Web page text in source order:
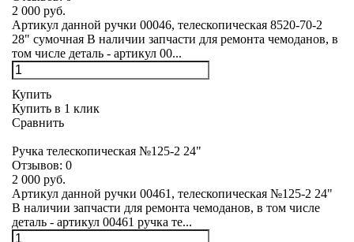
2 000 руб.
Артикул данной ручки 00046, телескопическая 8520-70-2
28" сумочная В наличии запчасти для ремонта чемоданов, в
том числе деталь - артикул 00...
Купить
Купить в 1 клик
Сравнить
Ручка телескопическая №125-2 24"
Отзывов: 0
2 000 руб.
Артикул данной ручки 00461, телескопическая №125-2 24"
В наличии запчасти для ремонта чемоданов, в том числе
деталь - артикул 00461 ручка те...